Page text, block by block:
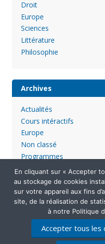
Droit
Europe
Sciences
Littérature
Philosophie
Archives
Actualités
Cours intéractifs
Europe
Non classé
Programmes
Mentions légales
En cliquant sur « Accepter
au stockage de cookies
sur votre appareil aux fins
site, de la réalisation de
à notre Politique
Accepter tous les